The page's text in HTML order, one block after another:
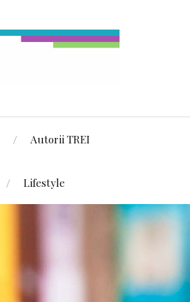
Autorii TREI
Lifestyle